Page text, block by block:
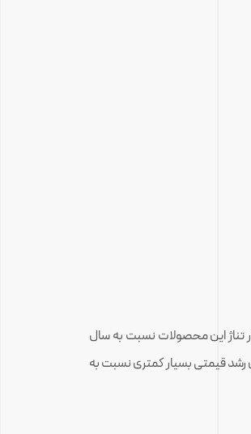
تناژ این محصولات نسبت به سال
رشد قیمتی بسیار کمتری نسبت به